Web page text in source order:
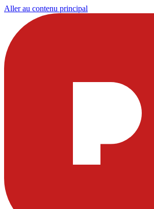
Aller au contenu principal